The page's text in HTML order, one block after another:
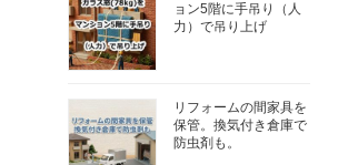
ョン5階に手吊り（人
力）で吊り上げ
リフォームの間家具を
保管。換気付き倉庫で
防虫剤も。